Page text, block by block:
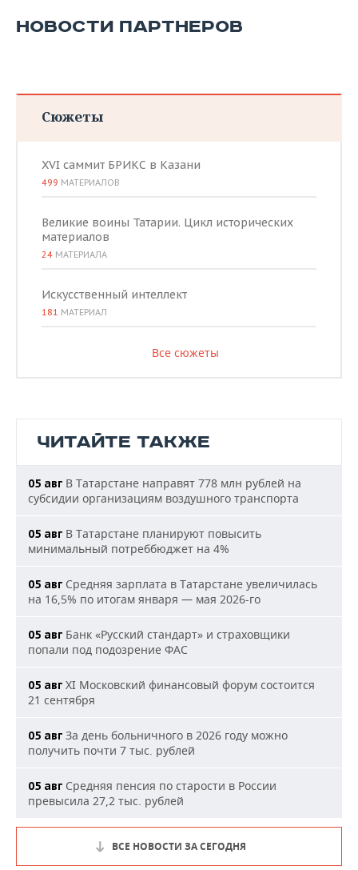
НОВОСТИ ПАРТНЕРОВ
Сюжеты
XVI саммит БРИКС в Казани
499 МАТЕРИАЛОВ
Великие воины Татарии. Цикл исторических
материалов
24 МАТЕРИАЛА
Искусственный интеллект
181 МАТЕРИАЛ
Все сюжеты
ЧИТАЙТЕ ТАКЖЕ
05 авг В Татарстане направят 778 млн рублей на
субсидии организациям воздушного транспорта
05 авг В Татарстане планируют повысить
минимальный потреббюджет на 4%
05 авг Средняя зарплата в Татарстане увеличилась
на 16,5% по итогам января — мая 2026-го
05 авг Банк «Русский стандарт» и страховщики
попали под подозрение ФАС
05 авг XI Московский финансовый форум состоится
21 сентября
05 авг За день больничного в 2026 году можно
получить почти 7 тыс. рублей
05 авг Средняя пенсия по старости в России
превысила 27,2 тыс. рублей
ВСЕ НОВОСТИ ЗА СЕГОДНЯ